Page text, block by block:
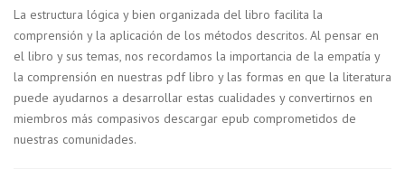
La estructura lógica y bien organizada del libro facilita la
comprensión y la aplicación de los métodos descritos. Al pensar en
el libro y sus temas, nos recordamos la importancia de la empatía y
la comprensión en nuestras pdf libro y las formas en que la literatura
puede ayudarnos a desarrollar estas cualidades y convertirnos en
miembros más compasivos descargar epub comprometidos de
nuestras comunidades.